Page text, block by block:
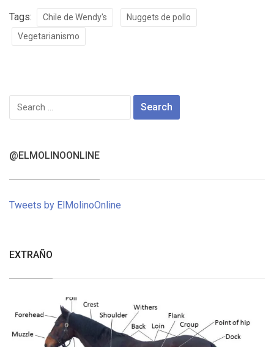
Tags: Chile de Wendy's
Nuggets de pollo
Vegetarianismo
Search
for:
@ELMOLINOONLINE
Tweets by ElMolinoOnline
EXTRAÑO